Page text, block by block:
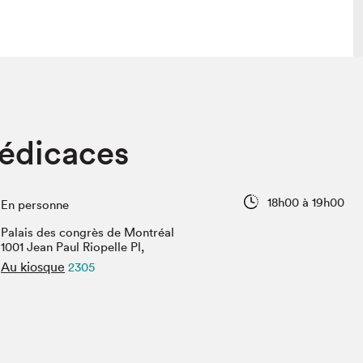
Vidéos et balados
En personne
18h00 à 19h00
Palais des congrès de Montréal
1001 Jean Paul Riopelle Pl,
Au kiosque 2305